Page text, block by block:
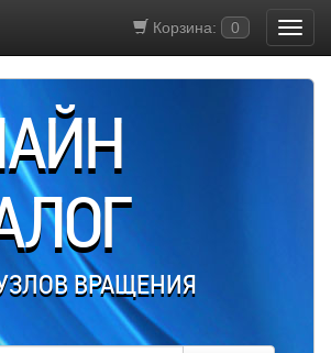
Корзина: 0
ВРАЩЕНИЯ